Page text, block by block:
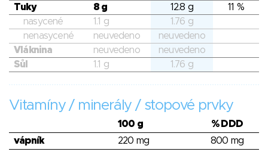
Tuky
8 g 12.8 g
11 %
nasycené
1.1 g
1.76 g
nenasycené
neuvedeno
neuvedeno
Vláknina
neuvedeno
neuvedeno
Sůl
1.1 g 1.76 g
Vitamíny / minerály / stopové prvky
100 g
% DDD
vápník
220 mg 800 mg